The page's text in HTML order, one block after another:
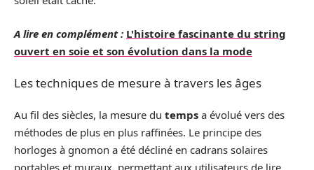
A lire en complément : L'histoire fascinante du string
ouvert en soie et son évolution dans la mode
Les techniques de mesure à travers les âges
Au fil des siècles, la mesure du temps a évolué vers des
méthodes de plus en plus raffinées. Le principe des
horloges à gnomon a été décliné en cadrans solaires
portables et muraux, permettant aux utilisateurs de lire